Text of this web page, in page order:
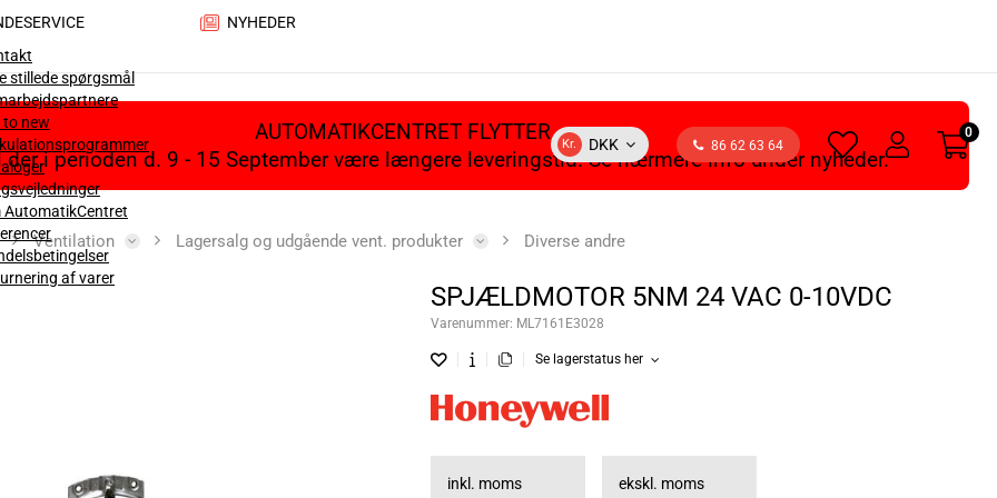
stillede spørgsmål
to new
AutomatikCentret
af varer
NYHEDER
Kr. DKK 86 62 63 64
heart
light
light
0
AUTOMATIKCENTRET FLYTTER
der i perioden d. 9 - 15 September være længere leveringstid. Se nærmere info under nyheder.
Ventilation Lagersalg og udgående vent. produkter Diverse andre
SPJÆLDMOTOR 5NM 24 VAC 0-10VDC
Varenummer: ML7161E3028
Se lagerstatus her
inkl. moms ekskl. moms